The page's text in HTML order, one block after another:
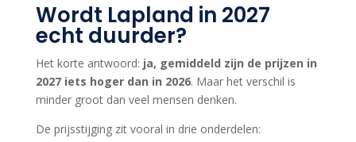
Wordt Lapland in 2027
echt duurder?
Het korte antwoord: ja, gemiddeld zijn de prijzen in
2027 iets hoger dan in 2026. Maar het verschil is
minder groot dan veel mensen denken.
De prijsstijging zit vooral in drie onderdelen: